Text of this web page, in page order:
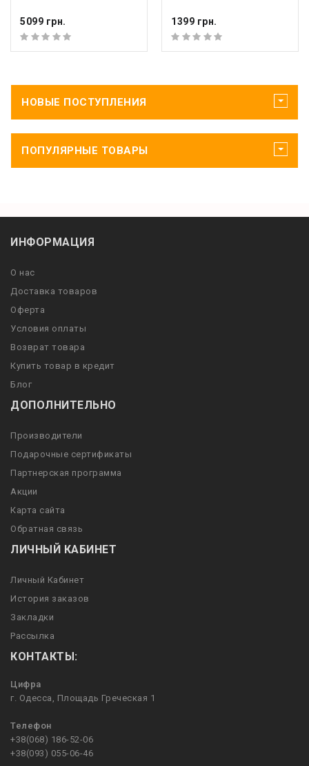
5099 грн. 1399 грн.
НОВЫЕ ПОСТУПЛЕНИЯ
ПОПУЛЯРНЫЕ ТОВАРЫ
ИНФОРМАЦИЯ
О нас
Доставка товаров
Оферта
Условия оплаты
Возврат товара
Купить товар в кредит
Блог
ДОПОЛНИТЕЛЬНО
Производители
Подарочные сертификаты
Партнерская программа
Акции
Карта сайта
Обратная связь
ЛИЧНЫЙ КАБИНЕТ
Личный Кабинет
История заказов
Закладки
Рассылка
КОНТАКТЫ:
Цифра
г. Одесса, Площадь Греческая 1
Телефон
+38(068) 186-52-06
+38(093) 055-06-46